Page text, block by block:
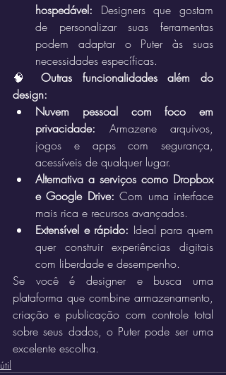
hospedável: Designers que gostam
de personalizar suas ferramentas
podem adaptar o Puter às suas
necessidades específicas.
🧠 Outras funcionalidades além do
design:
Nuvem pessoal com foco em
privacidade: Armazene arquivos,
jogos e apps com segurança,
acessíveis de qualquer lugar.
Alternativa a serviços como Dropbox
e Google Drive: Com uma interface
mais rica e recursos avançados.
Extensível e rápido: Ideal para quem
quer construir experiências digitais
com liberdade e desempenho.
Se você é designer e busca uma
plataforma que combine armazenamento,
criação e publicação com controle total
sobre seus dados, o Puter pode ser uma
excelente escolha.
útil